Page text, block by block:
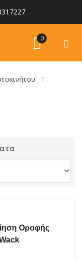
0
Οροφής